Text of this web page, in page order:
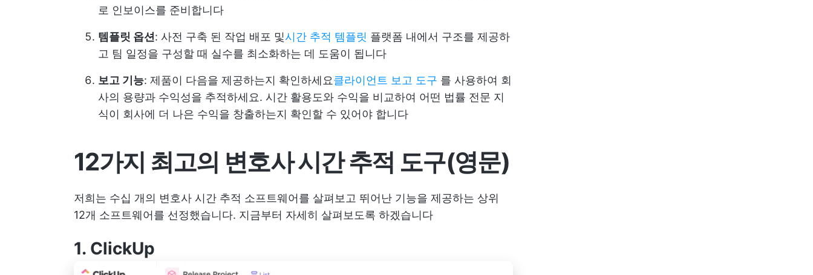
로 인보이스를 준비합니다
템플릿 옵션 : 사전 구축 된 작업 배포 및시간 추적 템플릿 플랫폼 내에서 구조를 제공하
고 팀 일정을 구성할 때 실수를 최소화하는 데 도움이 됩니다
보고 기능: 제품이 다음을 제공하는지 확인하세요클라이언트 보고 도구 를 사용하여 회
사의 용량과 수익성을 추적하세요. 시간 활용도와 수익을 비교하여 어떤 법률 전문 지
식이 회사에 더 나은 수익을 창출하는지 확인할 수 있어야 합니다
12가지 최고의 변호사 시간 추적 도구(영문)
저희는 수십 개의 변호사 시간 추적 소프트웨어를 살펴보고 뛰어난 기능을 제공하는 상위
12개 소프트웨어를 선정했습니다. 지금부터 자세히 살펴보도록 하겠습니다
1. ClickUp